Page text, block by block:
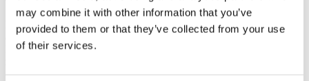
may combine it with other information that you’ve
provided to them or that they’ve collected from your use
of their services.
Dobrý den, uvažuji o vinylové plovoucí podlaze na HDF deskách,
ale zatím jsem nezjistil jaké rozdíly jsou mezi zámky RS-click a
Fatraclick abych se mohl pro nějakou variantu rozhodnout. Děkuji